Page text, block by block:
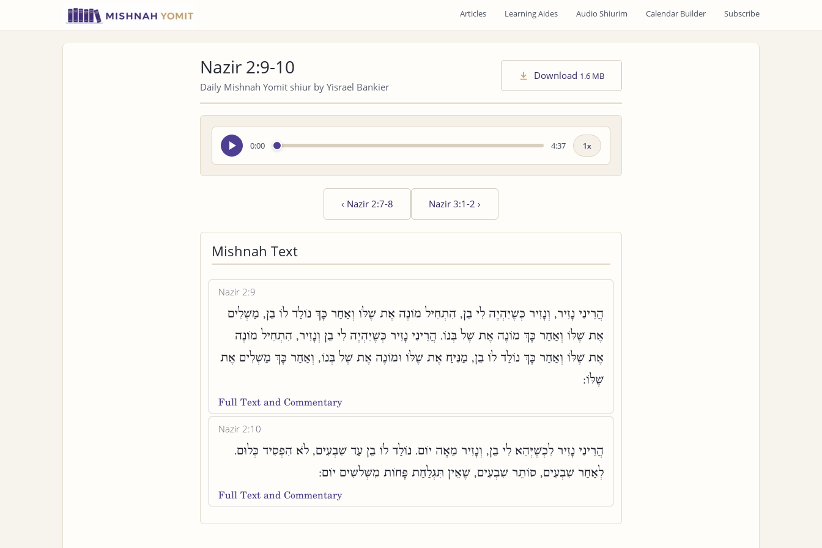
Articles Learning Aides Audio Shiurim Calendar Builder Subscribe
Nazir 2:9-10
Daily Mishnah Yomit shiur by Yisrael Bankier
Download 1.6 MB
0:00
Seek
audio
4:37
Playback
‹ Nazir 2:7-8 Nazir 3:1-2 ›
Mishnah Text
Nazir 2:9
הֲרֵינִי נָזִיר, וְנָזִיר כְּשֶׁיִּהְיֶה לִי בֵן, הִתְחִיל מוֹנֶה אֶת שֶׁלּוֹ וְאַחַר כָּךְ נוֹלַד לוֹ בֵן, מַשְׁלִים
אֶת שֶׁלּוֹ וְאַחַר כָּךְ מוֹנֶה אֶת שֶׁל בְּנוֹ. הֲרֵינִי נָזִיר כְּשֶׁיִּהְיֶה לִי בֵן וְנָזִיר, הִתְחִיל מוֹנֶה
אֶת שֶׁלּוֹ וְאַחַר כָּךְ נוֹלַד לוֹ בֵן, מַנִּיחַ אֶת שֶׁלּוֹ וּמוֹנֶה אֶת שֶׁל בְּנוֹ, וְאַחַר כָּךְ מַשְׁלִים אֶת
שֶׁלּוֹ:
Full Text and Commentary
Nazir 2:10
הֲרֵינִי נָזִיר לִכְשֶׁיְּהֵא לִי בֵן, וְנָזִיר מֵאָה יוֹם. נוֹלַד לוֹ בֵן עַד שִׁבְעִים, לֹא הִפְסִיד כְּלוּם.
לְאַחַר שִׁבְעִים, סוֹתֵר שִׁבְעִים, שֶׁאֵין תִּגְלַחַת פָּחוֹת מִשְּׁלשִׁים יוֹם:
Full Text and Commentary